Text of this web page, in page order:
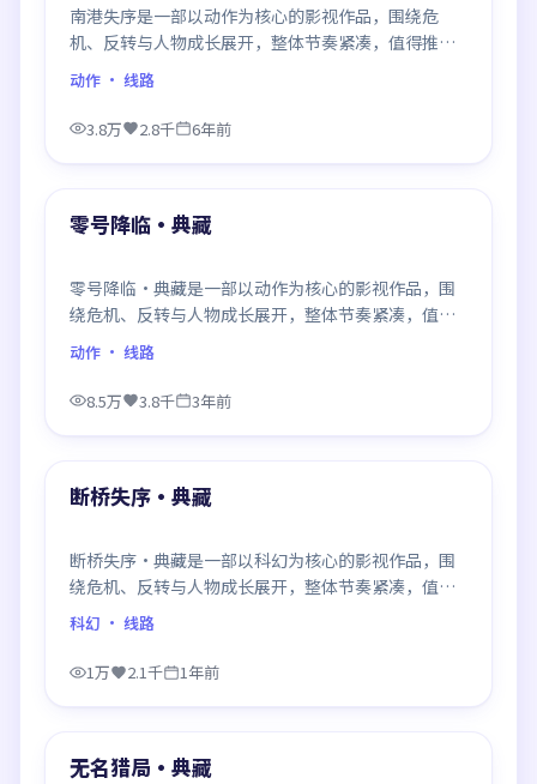
南港失序是一部以动作为核心的影视作品，围绕危
机、反转与人物成长展开，整体节奏紧凑，值得推荐
观看。
动作 · 线路
3.8万 2.8千 6年前
最新
零号降临·典藏
零号降临·典藏是一部以动作为核心的影视作品，围
绕危机、反转与人物成长展开，整体节奏紧凑，值得
推荐观看。
动作 · 线路
8.5万 3.8千 3年前
最新
断桥失序·典藏
断桥失序·典藏是一部以科幻为核心的影视作品，围
绕危机、反转与人物成长展开，整体节奏紧凑，值得
推荐观看。
科幻 · 线路
1万 2.1千 1年前
最新
无名猎局·典藏